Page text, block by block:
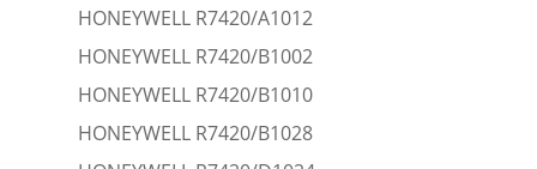
HONEYWELL R7420/A1012
HONEYWELL R7420/B1002
HONEYWELL R7420/B1010
HONEYWELL R7420/B1028